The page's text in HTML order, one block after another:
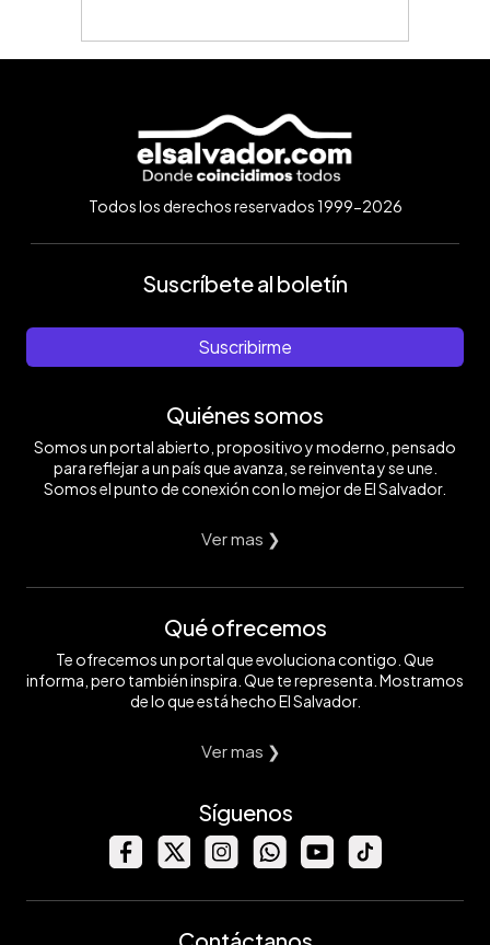
Todos los derechos reservados 1999-2026
Suscríbete al boletín
Suscribirme
Quiénes somos
Somos un portal abierto, propositivo y moderno, pensado
para reflejar a un país que avanza, se reinventa y se une.
Somos el punto de conexión con lo mejor de El Salvador.
Ver mas ❯
Qué ofrecemos
Te ofrecemos un portal que evoluciona contigo. Que
informa, pero también inspira. Que te representa. Mostramos
de lo que está hecho El Salvador.
Ver mas ❯
Síguenos